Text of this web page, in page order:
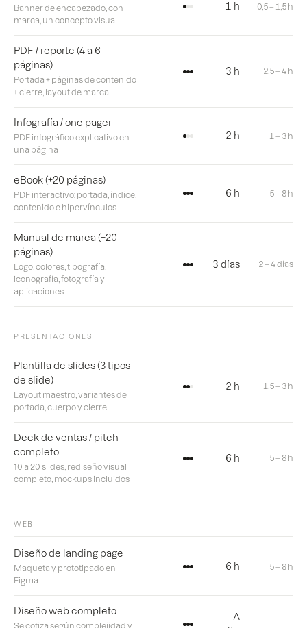
Banner de encabezado, con
marca, un concepto visual
1 h 0,5 – 1,5 h
PDF / reporte (4 a 6
páginas)
Portada + páginas de contenido
+ cierre, layout de marca
3 h 2,5 – 4 h
Infografía / one pager
PDF infográfico explicativo en
una página
2 h 1 – 3 h
eBook (+20 páginas)
PDF interactivo: portada, índice,
contenido e hipervínculos
6 h 5 – 8 h
Manual de marca (+20
páginas)
Logo, colores, tipografía,
iconografía, fotografía y
aplicaciones
3 días 2 – 4 días
PRESENTACIONES
Plantilla de slides (3 tipos
de slide)
Layout maestro, variantes de
portada, cuerpo y cierre
2 h 1,5 – 3 h
Deck de ventas / pitch
completo
10 a 20 slides, rediseño visual
completo, mockups incluidos
6 h 5 – 8 h
WEB
Diseño de landing page
Maqueta y prototipado en
Figma
6 h 5 – 8 h
Diseño web completo
Se cotiza según complejidad y
A
—